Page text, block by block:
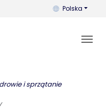
Możesz
Polska
i sprzątanie